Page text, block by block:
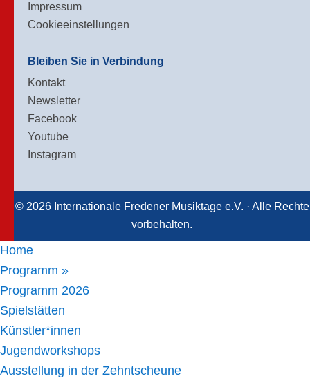
Impressum
Cookieeinstellungen
Bleiben Sie in Verbindung
Kontakt
Newsletter
Facebook
Youtube
Instagram
© 2026 Internationale Fredener Musiktage e.V. · Alle Rechte
vorbehalten.
Home
Programm »
Programm 2026
Spielstätten
Künstler*innen
Jugendworkshops
Ausstellung in der Zehntscheune